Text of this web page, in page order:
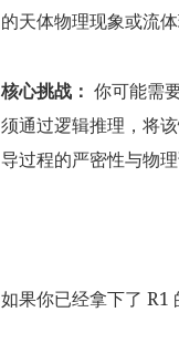
的天体物理现象或流体
核心挑战： 你可能需
须通过逻辑推理，将
导过程的严密性与物理
如果你已经拿下了 R1